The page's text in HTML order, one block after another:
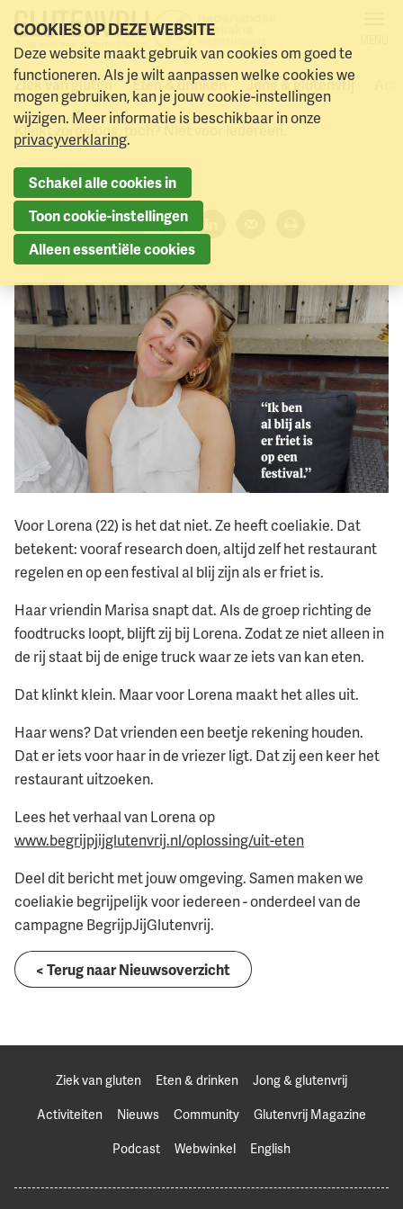
Naar menu Naar hoofdinhoud
Ziek van gluten Eten & drinken Jong & glutenvrij
Festivals, stapweekendjes,
uit eten met vrienden
Klinkt zorgeloos, toch? Niet voor iedereen.
27 juni 2026
Deel dit artikel:
Facebook
Twitter
Voor Lorena (22) is het dat niet. Ze heeft coeliakie. Dat
betekent: vooraf research doen, altijd zelf het restaurant
regelen en op een festival al blij zijn als er friet is.
Haar vriendin Marisa snapt dat. Als de groep richting de
foodtrucks loopt, blijft zij bij Lorena. Zodat ze niet alleen in
de rij staat bij de enige truck waar ze iets van kan eten.
Dat klinkt klein. Maar voor Lorena maakt het alles uit.
Haar wens? Dat vrienden een beetje rekening houden.
Dat er iets voor haar in de vriezer ligt. Dat zij een keer het
restaurant uitzoeken.
Lees het verhaal van Lorena op
www.begrijpjijglutenvrij.nl/oplossing/uit-eten
Deel dit bericht met jouw omgeving. Samen maken we
coeliakie begrijpelijk voor iedereen - onderdeel van de
campagne BegrijpJijGlutenvrij.
< Terug naar Nieuwsoverzicht
Ziek van gluten Eten & drinken
Jong & glutenvrij
Activiteiten
Nieuws Community
Glutenvrij Magazine
Podcast
Webwinkel English
COOKIES OP DEZE WEBSITE
Deze website maakt gebruik van cookies om goed te
functioneren. Als je wilt aanpassen welke cookies we
mogen gebruiken, kan je jouw cookie-instellingen
wijzigen. Meer informatie is beschikbaar in onze
privacyverklaring.
Schakel alle cookies in
Toon cookie-instellingen
Alleen essentiële cookies